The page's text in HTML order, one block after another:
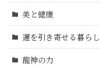
美と健康
運を引き寄せる暮らし
龍神の力